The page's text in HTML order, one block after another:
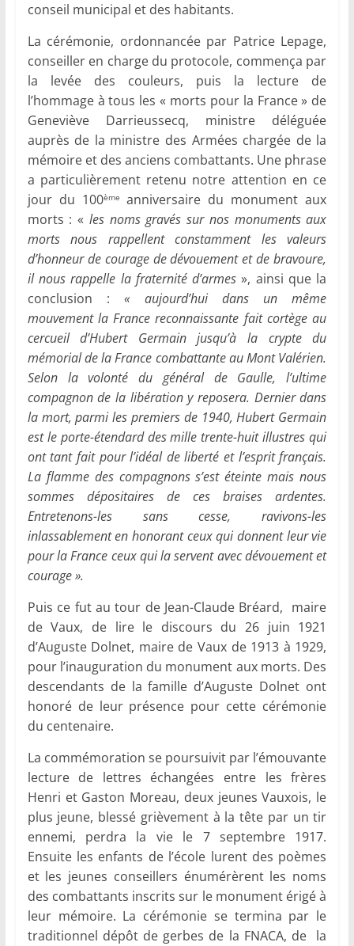
conseil municipal et des habitants.
La cérémonie, ordonnancée par Patrice Lepage,
conseiller en charge du protocole, commença par
la levée des couleurs, puis la lecture de
l’hommage à tous les « morts pour la France » de
Geneviève Darrieussecq, ministre déléguée
auprès de la ministre des Armées chargée de la
mémoire et des anciens combattants. Une phrase
a particulièrement retenu notre attention en ce
jour du 100ème
anniversaire du monument aux
morts : « les noms gravés sur nos monuments aux
morts nous rappellent constamment les valeurs
d’honneur de courage de dévouement et de bravoure,
il nous rappelle la fraternité d’armes», ainsi que la
conclusion :«
aujourd’hui dans un même
mouvement la France reconnaissante fait cortège au
cercueil d’Hubert Germain jusqu’à la crypte du
mémorial de la France combattante au Mont Valérien.
Selon la volonté du général de Gaulle, l’ultime
compagnon de la libération y reposera. Dernier dans
la mort, parmi les premiers de 1940, Hubert Germain
est le porte-étendard des mille trente-huit illustres qui
ont tant fait pour l’idéal de liberté et l’esprit français.
La flamme des compagnons s’est éteinte mais nous
sommes dépositaires de ces braises ardentes.
Entretenons-les sans cesse, ravivons-les
inlassablement en honorant ceux qui donnent leur vie
pour la France ceux qui la servent avec dévouement et
courage ».
Puis ce fut au tour de Jean-Claude Bréard, maire
de Vaux, de lire le discours du 26 juin 1921
d’Auguste Dolnet, maire de Vaux de 1913 à 1929,
pour l’inauguration du monument aux morts. Des
descendants de la famille d’Auguste Dolnet ont
honoré de leur présence pour cette cérémonie
du centenaire.
La commémoration se poursuivit par l’émouvante
lecture de lettres échangées entre les frères
Henri et Gaston Moreau, deux jeunes Vauxois, le
plus jeune, blessé grièvement à la tête par un tir
ennemi, perdra la vie le 7 septembre 1917.
Ensuite les enfants de l’école lurent des poèmes
et les jeunes conseillers énumérèrent les noms
des combattants inscrits sur le monument érigé à
leur mémoire. La cérémonie se termina par le
traditionnel dépôt de gerbes de la FNACA, de la